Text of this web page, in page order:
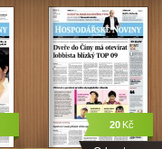
20Kč